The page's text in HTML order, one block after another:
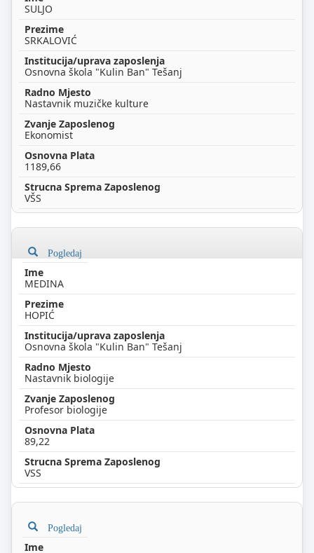
SULJO
SRKALOVIĆ
Osnovna škola "Kulin Ban" Tešanj
Nastavnik muzičke kulture
Ekonomist
1189,66
VŠS
Pogledaj
MEDINA
HOPIĆ
Osnovna škola "Kulin Ban" Tešanj
Nastavnik biologije
Profesor biologije
89,22
VSS
Pogledaj